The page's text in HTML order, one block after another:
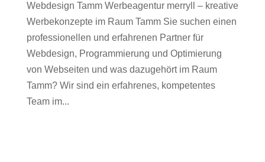
Webdesign Tamm Werbeagentur merryll – kreative
Werbekonzepte im Raum Tamm Sie suchen einen
professionellen und erfahrenen Partner für
Webdesign, Programmierung und Optimierung
von Webseiten und was dazugehört im Raum
Tamm? Wir sind ein erfahrenes, kompetentes
Team im...